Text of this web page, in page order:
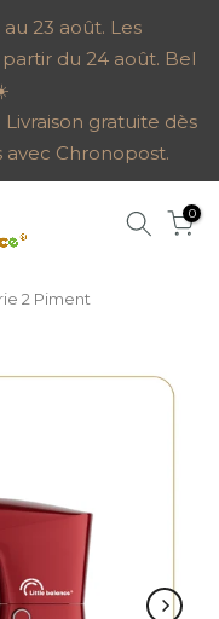
23 août. Les
du 24 août. Bel
Livraison gratuite dès
avec Chronopost.
0
2 Piment